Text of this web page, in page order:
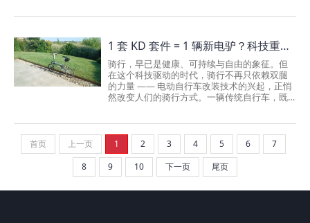
虑到这一点，整套安装流程简化至核心步骤，
无需专业维修经验，自己在家就能完成。1. 准
备阶段：轻装待发首先确认你的自行车符合基
础安装要求——大部分常见款式的自行车都能
适配，无需额外改造车架。打开KN套件包装，
里面已配备内六角扳手、垫片、扎带等全套专
1 套 KD 套件 = 1 辆新电驴？科技重塑骑行，性价比之选
骑行，早已是健康、可持续与自由的象征。但
在这个科技驱动的时代，骑行不再只依赖双腿
的力量 —— 电动自行车改装技术的兴起，正悄
然改变人们的骑行方式。一辆传统自行车，既
“进化”。根据欧洲自行车工业联合会
（CONEBI）发布的《2024 年电动自行车行业
报告》，电助力自行车销量已超越传统自行
车，在德国、荷兰、法国等国家稳居市场主
首页 上一页 1 2 3 4 5 6
7
8
9 10 下一页 尾页